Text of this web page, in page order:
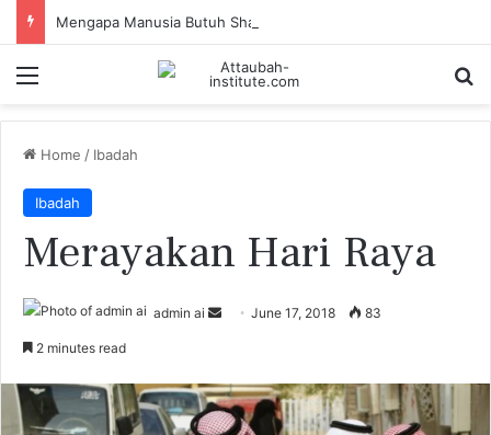
Mengapa Manusia Butuh Shalat?
Home / Ibadah
Ibadah
Merayakan Hari Raya
admin ai
d
a
June 17, 2018 83
2 minutes read